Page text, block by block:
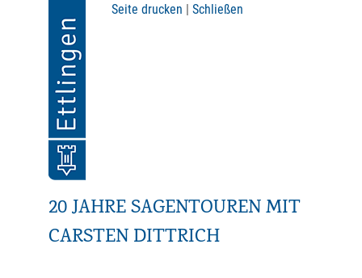
Seite drucken | Schließen
20 JAHRE SAGENTOUREN MIT
CARSTEN DITTRICH